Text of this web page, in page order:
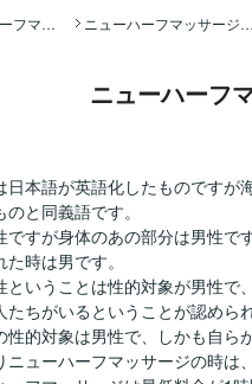
うたたねニューハーフマッサージ全国ナビ TOP ニューハーフマッサージにおける心得
ニューハーフ
日本語が英語化したものです
と同義語です。
すが身体のあの部分は男性です
時は男です。
ということは性的対象が男性で
たちがいるということが認めら
性的対象は男性で、しかも自
ニューハーフマッサージの時は